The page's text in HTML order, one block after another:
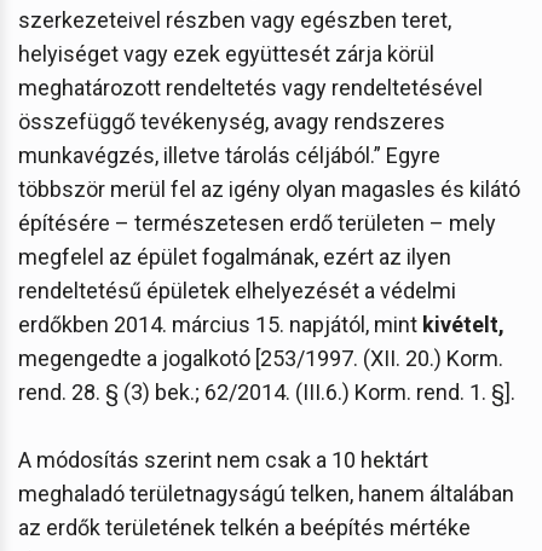
szerkezeteivel részben vagy egészben teret,
helyiséget vagy ezek együttesét zárja körül
meghatározott rendeltetés vagy rendeltetésével
összefüggő tevékenység, avagy rendszeres
munkavégzés, illetve tárolás céljából.” Egyre
többször merül fel az igény olyan magasles és kilátó
építésére – természetesen erdő területen – mely
megfelel az épület fogalmának, ezért az ilyen
rendeltetésű épületek elhelyezését a védelmi
erdőkben 2014. március 15. napjától, mint kivételt,
megengedte a jogalkotó [253/1997. (XII. 20.) Korm.
rend. 28. § (3) bek.; 62/2014. (III.6.) Korm. rend. 1. §].
A módosítás szerint nem csak a 10 hektárt
meghaladó területnagyságú telken, hanem általában
az erdők területének telkén a beépítés mértéke